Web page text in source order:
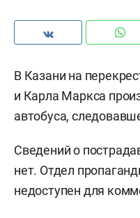
В Казани на
и Карла Маркса
автобуса,
Сведений о
нет. Отдел
недоступен для